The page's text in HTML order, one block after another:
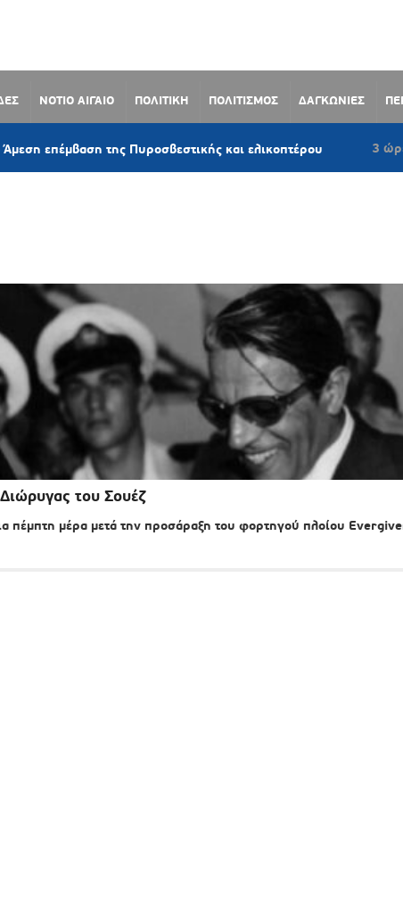
ΝΟΤΙΟ ΑΙΓΑΙΟ ΠΟΛΙΤΙΚΗ ΠΟΛΙΤΙΣΜΟΣ ΔΑΓΚΩΝΙΕΣ
της Πυροσβεστικής και ελικοπτέρου 3 ώρες πριν
του Σουέζ
πέμπτη μέρα μετά την προσάραξη του φορτηγού πλοίου